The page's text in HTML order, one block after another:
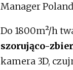
Manager
Do 1800m²/h
szorująco-
kamera 3D,